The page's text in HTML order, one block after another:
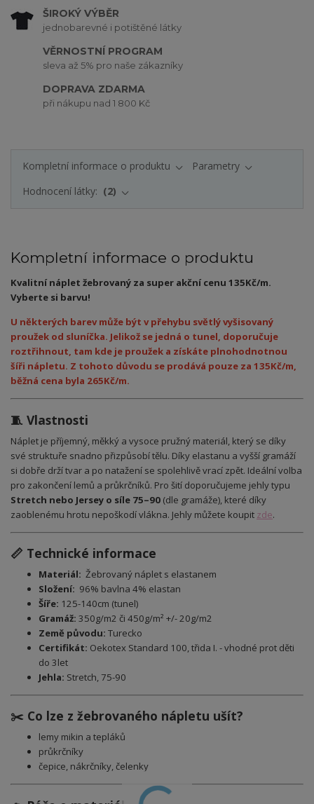
ŠIROKÝ VÝBĚR
jednobarevné i potištěné látky
VĚRNOSTNÍ PROGRAM
sleva až 5% pro naše zákazníky
DOPRAVA ZDARMA
při nákupu nad 1 800 Kč
Kompletní informace o produktu
Parametry
Hodnocení látky:
2
Kompletní informace o produktu
Kvalitní náplet žebrovaný za super akční cenu 135Kč/m.
Vyberte si barvu!
U některých barev může být v přehybu světlý vyšisovaný
proužek od sluníčka. Jelikož se jedná o tunel, doporučuje
roztřihnout, tam kde je proužek a získáte plnohodnotnou
šíři nápletu. Z tohoto důvodu se prodává pouze za 135Kč/m,
běžná cena byla 265Kč/m.
🧵 Vlastnosti
Náplet je příjemný, měkký a vysoce pružný materiál, který se díky
své struktuře snadno přizpůsobí tělu. Díky elastanu a vyšší gramáží
si dobře drží tvar a po natažení se spolehlivě vrací zpět. Ideální volba
pro zakončení lemů a průkrčníků. Pro šití doporučujeme jehly typu
Stretch nebo Jersey o síle 75–90 (dle gramáže), které díky
zaoblenému hrotu nepoškodí vlákna. Jehly můžete koupit zde.
📏 Technické informace
Materiál: Žebrovaný náplet s elastanem
Složení: 96% bavlna 4% elastan
Šíře: 125-140cm (tunel)
Gramáž: 350g/m2 či 450g/m² +/- 20g/m2
Země původu: Turecko
Certifikát: Oekotex Standard 100, třida I. - vhodné prot děti
do 3let
Jehla: Stretch, 75-90
✂️ Co lze z žebrovaného nápletu ušít?
lemy mikin a tepláků
průkrčníky
čepice, nákrčníky, čelenky